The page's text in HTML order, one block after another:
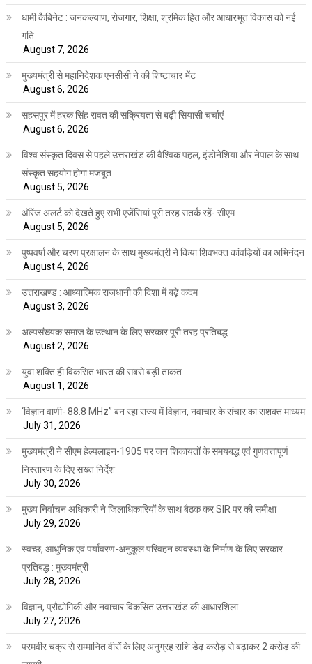
धामी कैबिनेट : जनकल्याण, रोजगार, शिक्षा, श्रमिक हित और आधारभूत विकास को नई
गति
August 7, 2026
मुख्यमंत्री से महानिदेशक एनसीसी ने की शिष्टाचार भेंट
August 6, 2026
सहसपुर में हरक सिंह रावत की सक्रियता से बढ़ी सियासी चर्चाएं
August 6, 2026
विश्व संस्कृत दिवस से पहले उत्तराखंड की वैश्विक पहल, इंडोनेशिया और नेपाल के साथ
संस्कृत सहयोग होगा मजबूत
August 5, 2026
ऑरेंज अलर्ट को देखते हुए सभी एजेंसियां पूरी तरह सतर्क रहें- सीएम
August 5, 2026
पुष्पवर्षा और चरण प्रक्षालन के साथ मुख्यमंत्री ने किया शिवभक्त कांवड़ियों का अभिनंदन
August 4, 2026
उत्तराखण्ड : आध्यात्मिक राजधानी की दिशा में बढ़े कदम
August 3, 2026
अल्पसंख्यक समाज के उत्थान के लिए सरकार पूरी तरह प्रतिबद्ध
August 2, 2026
युवा शक्ति ही विकसित भारत की सबसे बड़ी ताकत
August 1, 2026
‘विज्ञान वाणी- 88.8 MHz” बन रहा राज्य में विज्ञान, नवाचार के संचार का सशक्त माध्यम
July 31, 2026
मुख्यमंत्री ने सीएम हेल्पलाइन-1905 पर जन शिकायतों के समयबद्ध एवं गुणवत्तापूर्ण
निस्तारण के दिए सख्त निर्देश
July 30, 2026
मुख्य निर्वाचन अधिकारी ने जिलाधिकारियों के साथ बैठक कर SIR पर की समीक्षा
July 29, 2026
स्वच्छ, आधुनिक एवं पर्यावरण-अनुकूल परिवहन व्यवस्था के निर्माण के लिए सरकार
प्रतिबद्ध : मुख्यमंत्री
July 28, 2026
विज्ञान, प्रौद्योगिकी और नवाचार विकसित उत्तराखंड की आधारशिला
July 27, 2026
परमवीर चक्र से सम्मानित वीरों के लिए अनुग्रह राशि डेढ़ करोड़ से बढ़ाकर 2 करोड़ की